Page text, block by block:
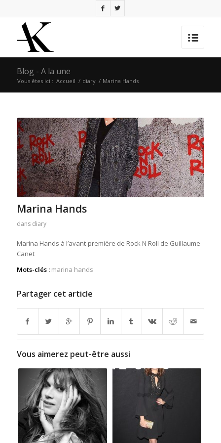
Blog - A la une
Vous êtes ici : Accueil / diary / Marina Hands
Marina Hands
dans diary
Marina Hands à l’avant-première de Rock N Roll de Guillaume
Canet
Mots-clés : marina hands
Partager cet article
Vous aimerez peut-être aussi